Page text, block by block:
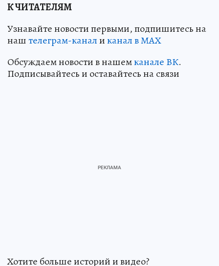
К ЧИТАТЕЛЯМ
Узнавайте новости первыми, подпишитесь на
наштелеграм-каналиканал в МАХ
Обсуждаем новости в нашемканале ВК.
Подписывайтесь и оставайтесь на связи
Хотите больше историй и видео?